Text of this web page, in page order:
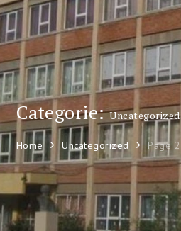
Categorie:Uncategorized
Home Uncategorized Page 2